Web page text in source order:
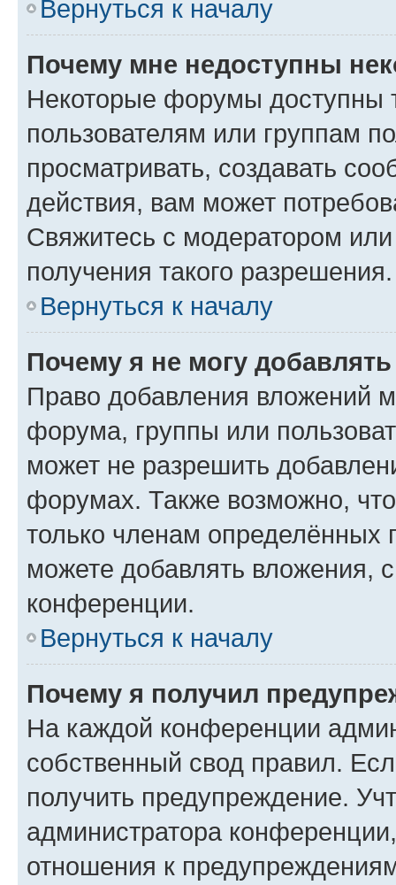
Вернуться к началу
Почему мне недоступны
Некоторые форумы доступны
пользователям или группам
просматривать, создавать
действия, вам может
Свяжитесь с модератором
получения такого разрешения.
Вернуться к началу
Почему я не могу
Право добавления вложений
форума, группы или
может не разрешить
форумах. Также возможно,
только членам определённых
можете добавлять вложения,
конференции.
Вернуться к началу
Почему я получил
На каждой конференции
собственный свод правил.
получить предупреждение.
администратора
отношения к